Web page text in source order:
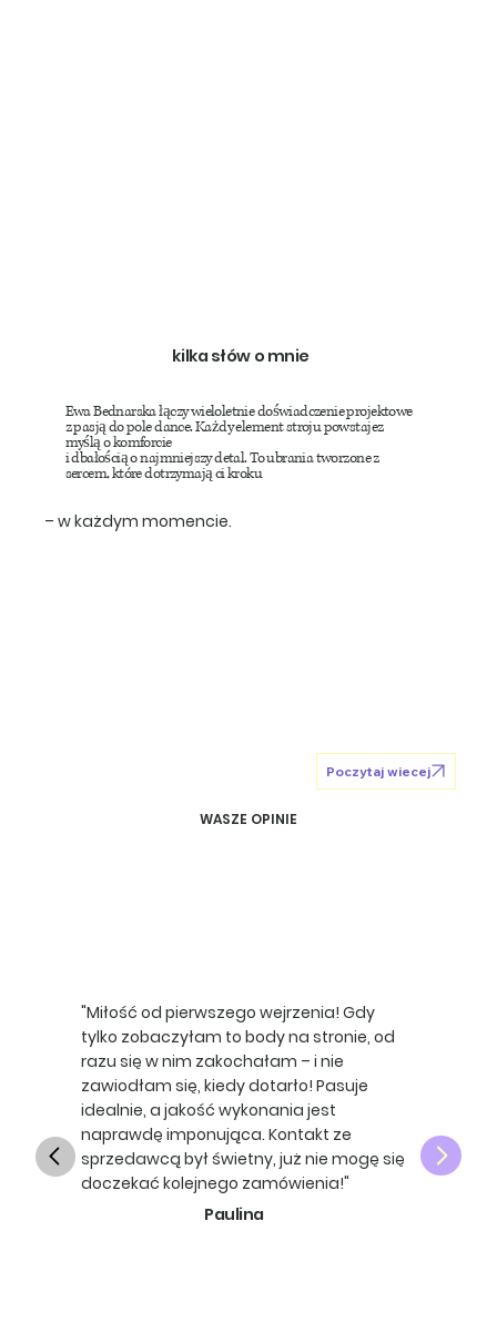
WASZE OPINIE
"Miłość od pierwszego wejrzenia! Gdy
tylko zobaczyłam to body na stronie, od
razu się w nim zakochałam – i nie
zawiodłam się, kiedy dotarło! Pasuje
idealnie, a jakość wykonania jest
naprawdę imponująca. Kontakt ze
sprzedawcą był świetny, już nie mogę się
doczekać kolejnego zamówienia!"
Paulina
kilka słów o mnie
Ewa Bednarska łączy wieloletnie doświadczenie projektowe
z pasją do pole dance. Każdy element stroju powstajez
myślą o komforcie
i dbałością o najmniejszy detal. To ubrania tworzone z
sercem, które dotrzymają ci kroku
– w każdym momencie.
Poczytaj wiecej